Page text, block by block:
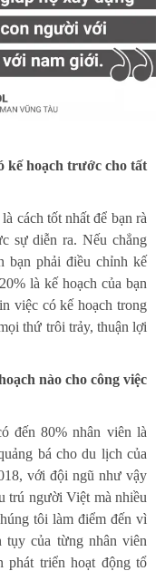
kế hoạch trước cho tất
cách tốt nhất để bạn rà
sự diễn ra. Nếu chẳng
bạn phải điều chỉnh kế
là kế hoạch của bạn
việc có kế hoạch trong
thứ trôi trảy, thuận lợi
nào cho công việc
đến 80% nhân viên là
bá cho du lịch của
với đội ngũ như vậy
trú người Việt mà nhiều
tôi làm điểm đến vì
tụy của từng nhân viên
phát triển hoạt động tổ